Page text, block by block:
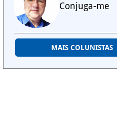
Conjuga-me
MAIS COLUNISTAS